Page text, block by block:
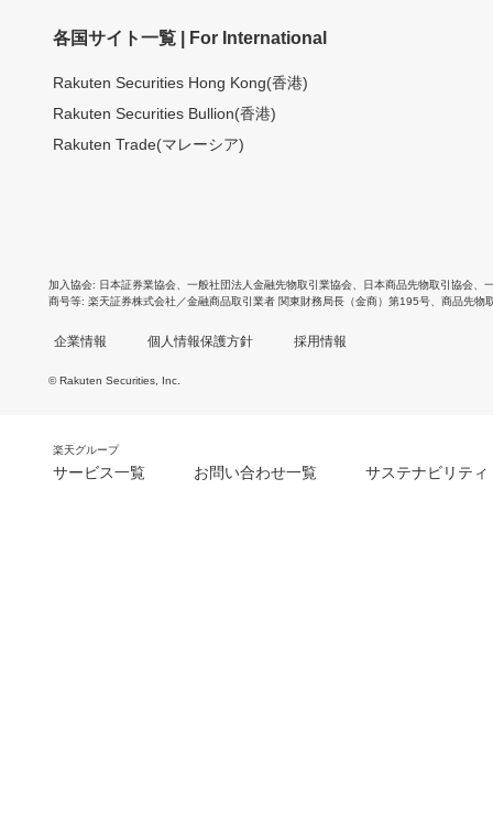
各国サイト一覧 | For International
Rakuten Securities Hong Kong(香港)
Rakuten Securities Bullion(香港)
Rakuten Trade(マレーシア)
加入協会 日本証券業協会 一般社団法人金融先物取引業協会 日本商品先物取引協会
商号等 楽天証券株式会社／金融商品取引業者 関東財務局長（金商）第195号、商品先物
企業情報 個人情報保護方針 採用情報
© Rakuten Securities, Inc.
楽天グループ
サービス一覧 お問い合わせ一覧 サステナビリティ